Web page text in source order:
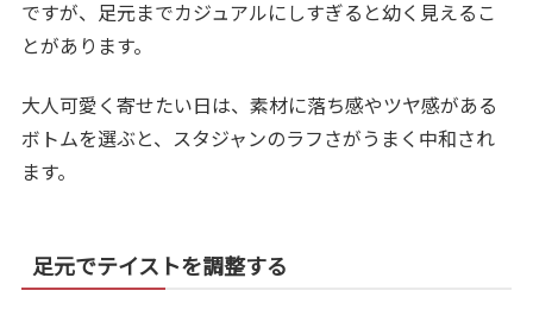
ですが、足元までカジュアルにしすぎると幼く見えるこ
とがあります。
大人可愛く寄せたい日は、素材に落ち感やツヤ感がある
ボトムを選ぶと、スタジャンのラフさがうまく中和され
ます。
足元でテイストを調整する